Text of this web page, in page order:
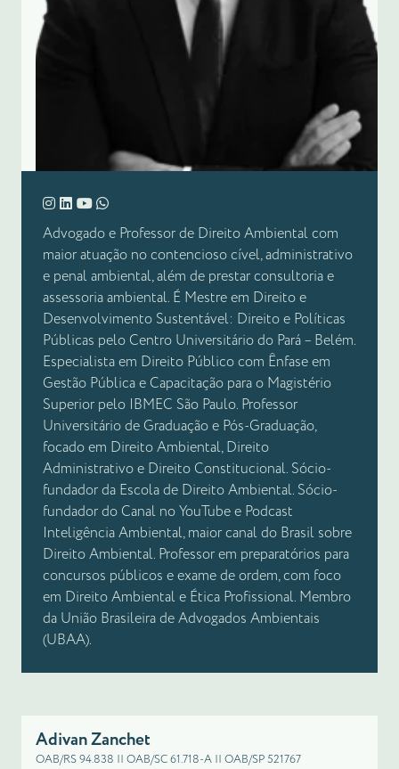
Advogado e Professor de Direito Ambiental com
maior atuação no contencioso cível, administrativo
e penal ambiental, além de prestar consultoria e
assessoria ambiental. É Mestre em Direito e
Desenvolvimento Sustentável: Direito e Políticas
Públicas pelo Centro Universitário do Pará – Belém.
Especialista em Direito Público com Ênfase em
Gestão Pública e Capacitação para o Magistério
Superior pelo IBMEC São Paulo. Professor
Universitário de Graduação e Pós-Graduação,
focado em Direito Ambiental, Direito
Administrativo e Direito Constitucional. Sócio-
fundador da Escola de Direito Ambiental. Sócio-
fundador do Canal no YouTube e Podcast
Inteligência Ambiental, maior canal do Brasil sobre
Direito Ambiental. Professor em preparatórios para
concursos públicos e exame de ordem, com foco
em Direito Ambiental e Ética Profissional. Membro
da União Brasileira de Advogados Ambientais
(UBAA).
Adivan Zanchet
OAB/RS 94.838 || OAB/SC 61.718-A || OAB/SP 521767